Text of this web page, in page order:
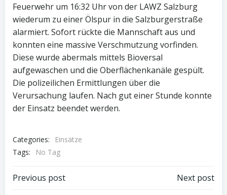
Feuerwehr um 16:32 Uhr von der LAWZ Salzburg
wiederum zu einer Ölspur in die Salzburgerstraße
alarmiert. Sofort rückte die Mannschaft aus und
konnten eine massive Verschmutzung vorfinden.
Diese wurde abermals mittels Bioversal
aufgewaschen und die Oberflächenkanäle gespült.
Die polizeilichen Ermittlungen über die
Verursachung laufen. Nach gut einer Stunde konnte
der Einsatz beendet werden.
Categories:
Einsätze
Tags:
No Tag
Post
Previous post Next post